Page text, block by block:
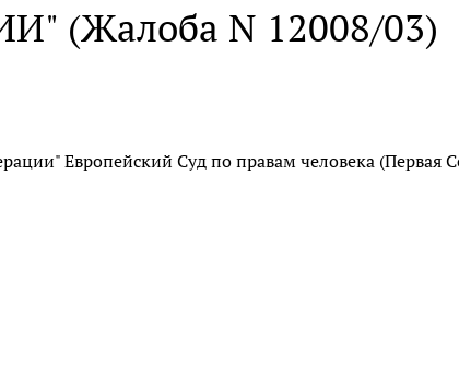
(Жалоба N 12008/03)
Европейский Суд по правам человека (Первая